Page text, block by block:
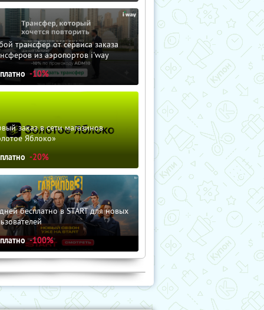
трансфер от сервиса заказа
из аэропортов i'way
-10%
заказ в сети магазинов
Яблоко»
-20%
бесплатно в START для новых
-100%